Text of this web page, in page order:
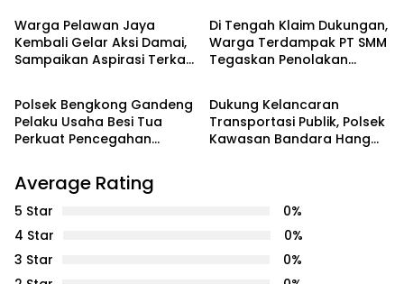
KEJARI SERUYAN
Warga Pelawan Jaya
Kembali Gelar Aksi Damai,
Sampaikan Aspirasi Terkait
Di Tengah Klaim Dukungan,
Warga Terdampak PT SMM
Tegaskan Penolakan
Dampaknya”
Batam
Polsek Bengkong Gandeng
Pelaku Usaha Besi Tua
Perkuat Pencegahan
Batam
Dukung Kelancaran
Transportasi Publik, Polsek
Kawasan Bandara Hang
Average Rating
5 Star
0%
4 Star
0%
3 Star
0%